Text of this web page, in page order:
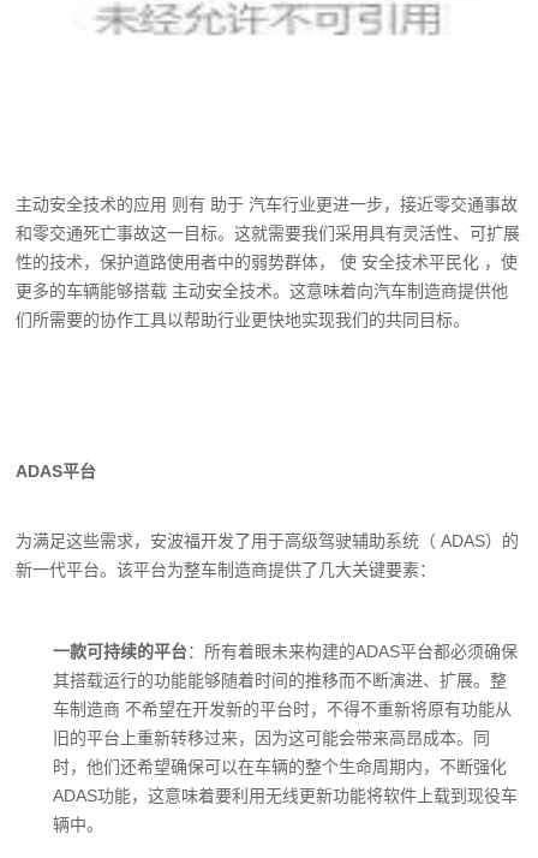
主动安全技术的应用 则有 助于 汽车行业更进一步，接近零交通事故
和零交通死亡事故这一目标。这就需要我们采用具有灵活性、可扩展
性的技术，保护道路使用者中的弱势群体， 使 安全技术平民化 ，使
更多的车辆能够搭载 主动安全技术。这意味着向汽车制造商提供他
们所需要的协作工具以帮助行业更快地实现我们的共同目标。
ADAS平台
为满足这些需求，安波福开发了用于高级驾驶辅助系统 （ ADAS）的
新一代平台。该平台为整车制造商提供了几大关键要素：
一款可持续的平台：所有着眼未来构建的ADAS平台都必须确保
其搭载运行的功能能够随着时间的推移而不断演进、扩展。整
车制造商 不希望在开发新的平台时，不得不重新将原有功能从
旧的平台上重新转移过来，因为这可能会带来高昂成本。同
时，他们还希望确保可以在车辆的整个生命周期内，不断强化
ADAS功能，这意味着要利用无线更新功能将软件上载到现役车
辆中。